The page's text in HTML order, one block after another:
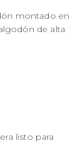
montado en
de alta
listo para